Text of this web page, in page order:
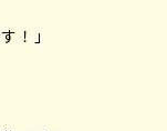
！」